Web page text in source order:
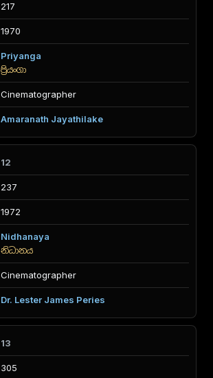
217
1970
Priyanga
ප්‍රියංගා
Cinematographer
Amaranath Jayathilake
12
237
1972
Nidhanaya
නිධානය
Cinematographer
Dr. Lester James Peries
13
305